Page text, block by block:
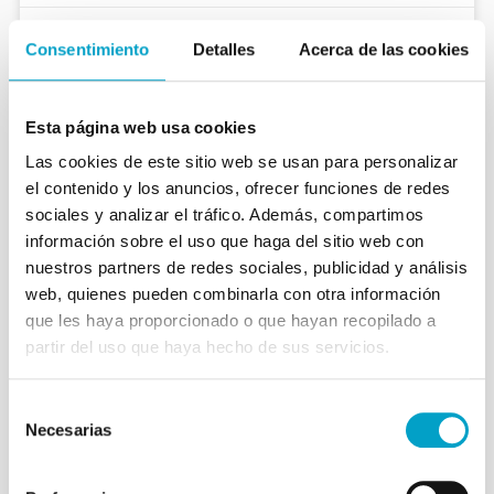
Consentimiento Detalles Acerca de las cookies
Esta página web usa cookies
Las cookies de este sitio web se usan para personalizar
el contenido y los anuncios, ofrecer funciones de redes
sociales y analizar el tráfico. Además, compartimos
información sobre el uso que haga del sitio web con
nuestros partners de redes sociales, publicidad y análisis
web, quienes pueden combinarla con otra información
que les haya proporcionado o que hayan recopilado a
partir del uso que haya hecho de sus servicios.
Necesarias